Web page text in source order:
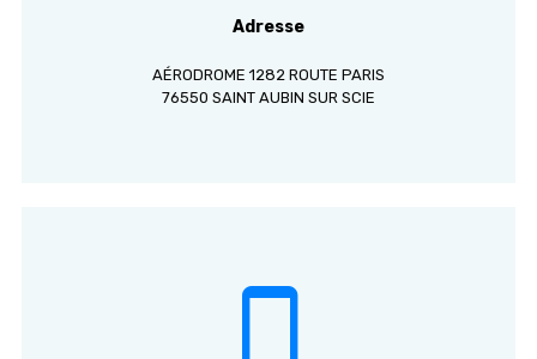
Adresse
AÉRODROME 1282 ROUTE PARIS
76550 SAINT AUBIN SUR SCIE